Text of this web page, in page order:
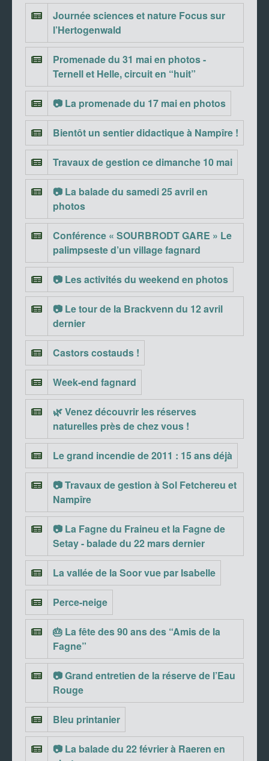
Journée sciences et nature Focus sur
l’Hertogenwald
Promenade du 31 mai en photos -
Ternell et Helle, circuit en “huit”
📷 La promenade du 17 mai en photos
Bientôt un sentier didactique à Nampîre !
Travaux de gestion ce dimanche 10 mai
📷 La balade du samedi 25 avril en
photos
Conférence « SOURBRODT GARE » Le
palimpseste d’un village fagnard
📷 Les activités du weekend en photos
📷 Le tour de la Brackvenn du 12 avril
dernier
Castors costauds !
Week-end fagnard
🌿 Venez découvrir les réserves
naturelles près de chez vous !
Le grand incendie de 2011 : 15 ans déjà
📷 Travaux de gestion à Sol Fetchereu et
Nampîre
📷 La Fagne du Fraineu et la Fagne de
Setay - balade du 22 mars dernier
La vallée de la Soor vue par Isabelle
Perce-neige
🎂 La fête des 90 ans des “Amis de la
Fagne”
📷 Grand entretien de la réserve de l’Eau
Rouge
Bleu printanier
📷 La balade du 22 février à Raeren en